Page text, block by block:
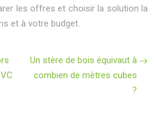
les offres et choisir la solution la
et à votre budget.
Un stère de bois équivaut à
combien de mètres cubes
?